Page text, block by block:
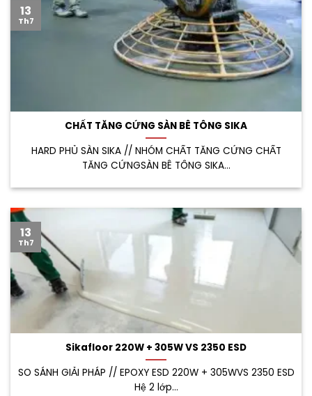
CHẤT TĂNG CỨNG SÀN BÊ TÔNG SIKA
HARD PHỦ SÀN SIKA // NHÓM CHẤT TĂNG CỨNG CHẤT
TĂNG CỨNGSÀN BÊ TÔNG SIKA...
13
Th7
Sikafloor 220W + 305W VS 2350 ESD
SO SÁNH GIẢI PHÁP // EPOXY ESD 220W + 305WVS 2350 ESD
Hệ 2 lớp...
13
Th7